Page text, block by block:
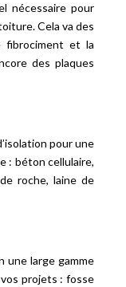
nécessaire pour
Cela va des
fibrociment et la
des plaques
pour une
: béton cellulaire,
roche, laine de
une large gamme
projets : fosse